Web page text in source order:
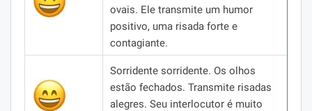
ovais. Ele transmite um humor
positivo, uma risada forte e
contagiante.
Sorridente sorridente. Os olhos
estão fechados. Transmite risadas
alegres. Seu interlocutor é muito